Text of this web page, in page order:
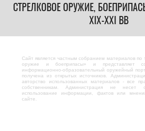
СТРЕЛКОВОЕ ОРУЖИЕ,
XIX-XXI ВВ
Сайт является частным собранием материалов по
оружие и боеприпасы» и представляет
информационно-образовательный оружейный
получена из открытых источников.
авторство использованных материалов - все
собственникам. Администрация не несет
использование информации, фактов или
сайте.